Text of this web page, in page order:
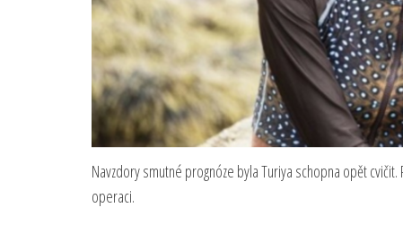
Navzdory smutné prognóze byla Turiya schopna opět
operaci.